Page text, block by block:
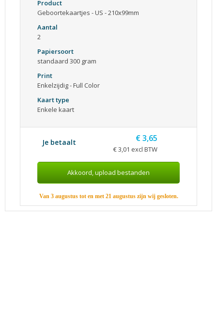
Product
Geboortekaartjes - US - 210x99mm
Aantal
2
Papiersoort
standaard 300 gram
Print
Enkelzijdig - Full Color
Kaart type
Enkele kaart
Je betaalt € 3,65
€ 3,01 excl BTW
Van 3 augustus tot en met 21 augustus zijn wij gesloten.